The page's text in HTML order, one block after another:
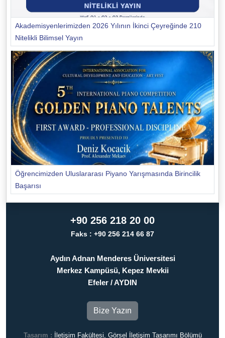
Akademisyenlerimizden 2026 Yılının İkinci Çeyreğinde 210
Nitelikli Bilimsel Yayın
Öğrencimizden Uluslararası Piyano Yarışmasında Birincilik
Başarısı
+90 256 218 20 00
Faks : +90 256 214 66 87
Aydın Adnan Menderes Üniversitesi
Merkez Kampüsü, Kepez Mevkii
Efeler / AYDIN
Bize Yazın
Tasarım : İletişim Fakültesi, Görsel İletişim Tasarımı Bölümü